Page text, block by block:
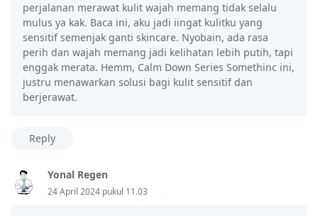
perjalanan merawat kulit wajah memang tidak selalu
mulus ya kak. Baca ini, aku jadi iingat kulitku yang
sensitif semenjak ganti skincare. Nyobain, ada rasa
perih dan wajah memang jadi kelihatan lebih putih, tapi
enggak merata. Hemm, Calm Down Series Somethinc ini,
justru menawarkan solusi bagi kulit sensitif dan
berjerawat.
Reply
Yonal Regen
24 April 2024 pukul 11.03